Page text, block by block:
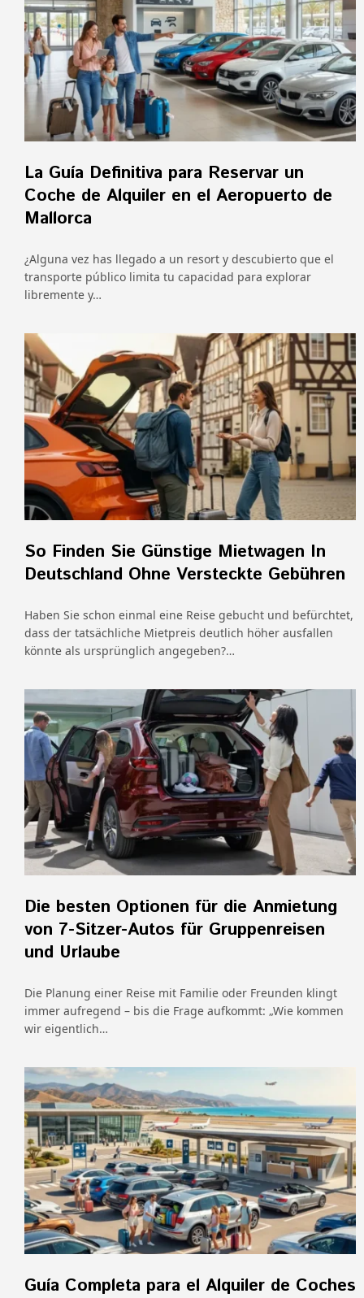
La Guía Definitiva para Reservar un
Coche de Alquiler en el Aeropuerto de
Mallorca
¿Alguna vez has llegado a un resort y descubierto que el
transporte público limita tu capacidad para explorar
libremente y…
So Finden Sie Günstige Mietwagen In
Deutschland Ohne Versteckte Gebühren
Haben Sie schon einmal eine Reise gebucht und befürchtet,
dass der tatsächliche Mietpreis deutlich höher ausfallen
könnte als ursprünglich angegeben?…
Die besten Optionen für die Anmietung
von 7-Sitzer-Autos für Gruppenreisen
und Urlaube
Die Planung einer Reise mit Familie oder Freunden klingt
immer aufregend – bis die Frage aufkommt: „Wie kommen
wir eigentlich…
Guía Completa para el Alquiler de Coches